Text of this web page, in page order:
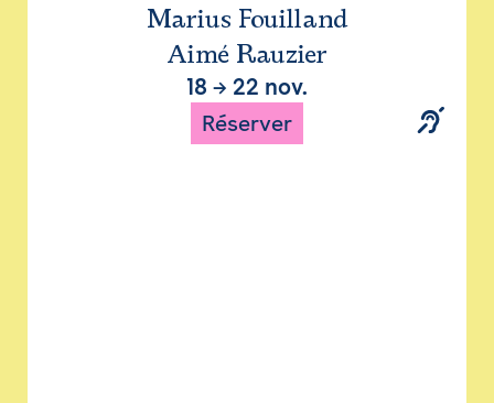
Marius Fouilland
Aimé Rauzier
18 → 22 nov.
Réserver